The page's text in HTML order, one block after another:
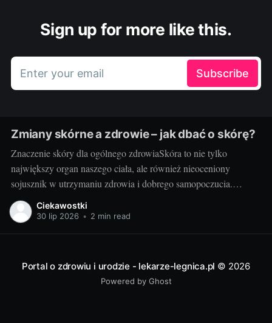
Sign up for more like this.
Enter your email Subscribe
Zmiany skórne a zdrowie – jak dbać o skórę?
Znaczenie skóry dla ogólnego zdrowiaSkóra to nie tylko
największy organ naszego ciała, ale również nieoceniony
sojusznik w utrzymaniu zdrowia i dobrego samopoczucia.
Właściwa troska i zrozumienie jej funkcji to fundament w
podejściu do pielęgnacji skóry. Potrzebna jest nam przede
Ciekawostki
30 lip 2026 • 2 min read
Portal o zdrowiu i urodzie - lekarze-legnica.pl © 2026
Powered by Ghost